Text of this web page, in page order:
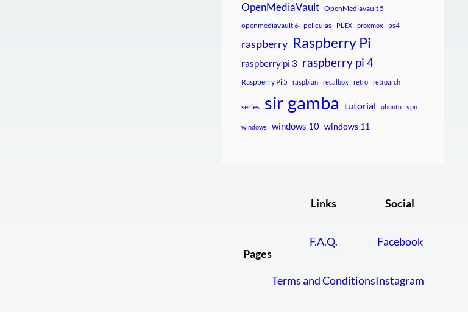
OpenMediaVault OpenMediavault 5
openmediavault 6 peliculas PLEX proxmox ps4
raspberry Raspberry Pi
raspberry pi 3 raspberry pi 4
Raspberry Pi 5 raspbian recalbox retro retroarch
series sir gamba tutorial ubuntu vpn
windows windows 10 windows 11
Pages
Links
F.A.Q.
Terms and Conditions
Social
Facebook
Instagram